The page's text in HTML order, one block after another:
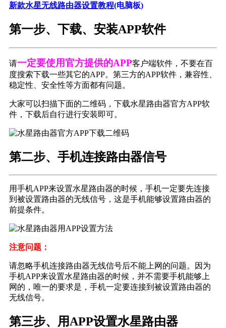
新款水星无线路由器设置教程(电脑板)
第一步、下载、安装APP软件
请一定要使用官方提供的APP客户端软件，不要在百
度搜索下载一些其它的APP。第三方的APP软件，兼容性、
稳定性、安全性等方面都有问题。
大家可以扫描下面的二维码，下载水星路由器官方APP软
件，下载后自行进行安装即可。
第二步、手机连接路由器信号
用手机APP来设置水星路由器的时候，手机一定要先连接
到被设置路由器的无线信号，这是手机能够设置路由器的
前提条件。
注意问题：
请忽略手机连接路由器无线信号后不能上网的问题。因为
手机APP来设置水星路由器的时候，并不需要手机能够上
网的，唯一的要求是，手机一定要连接到被设置路由器的
无线信号。
第三步、用APP设置水星路由器